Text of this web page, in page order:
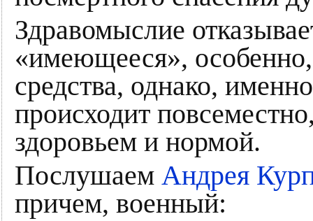
Здравомыслие
«имеющееся»,
средства, однако,
происходит
здоровьем и нормой.
Послушаем Андрея
причем, военный: